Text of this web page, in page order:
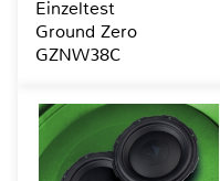
Einzeltest
Ground Zero
GZNW38C